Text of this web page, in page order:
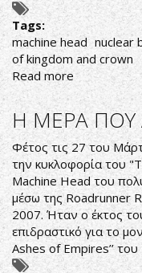
Tags:
machine head nuclear
of kingdom and crown
Read moreabout
MACHINE
HEAD
RELEASE
NEW
SINGLE
OFF
THEIR
UPCOMING
ALBUM
Η ΜΕΡΑ ΠΟΥ
Φέτος τις 27 του
την κυκλοφορία του
Machine Head του
μέσω της Roadrunner
2007. Ήταν ο έκτος
επιδραστικό για το
Ashes of Empires’’